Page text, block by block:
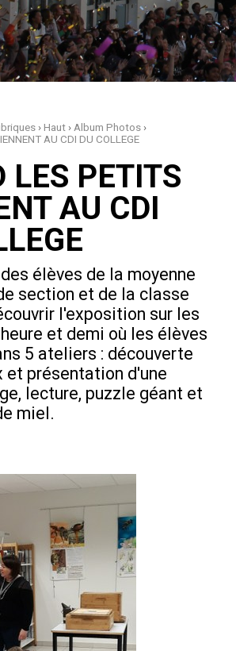
›Haut › Album Photos ›
AU CDI DU COLLEGE
LES PETITS
AU CDI
élèves de la moyenne
section et de la classe
l'exposition sur les
et demi où les élèves
5 ateliers : découverte
et présentation d'une
lecture, puzzle géant et
miel.